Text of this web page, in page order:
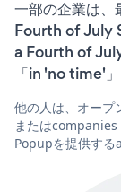
一部の企業は
Fourth of July
a Fourth of
「in 'no time'」
他の人は、オープ
または
Popupを提供する